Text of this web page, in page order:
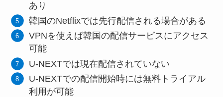
あり
韓国のNetflixでは先行配信される場合がある
VPNを使えば韓国の配信サービスにアクセス
可能
U-NEXTでは現在配信されていない
U-NEXTでの配信開始時には無料トライアル
利用が可能